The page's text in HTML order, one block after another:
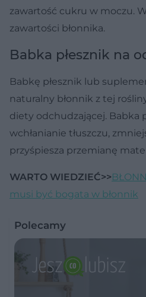
zawartość cukru w moczu.
zawartości błonnika.
Babka płesznik na
Babkę płesznik lub
naturalny błonnik z tej
diety odchudzającej. Babka
wchłanianie tłuszczu,
przyśpiesza przemianę
WARTO WIEDZIEĆ>>
musi być bogata w błonnik
Polecamy